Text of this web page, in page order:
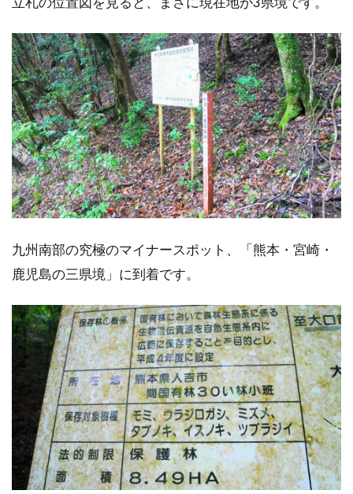
九州南部の究極のマイナースポット、「熊本・宮崎・
鹿児島の三県境」に到着です。